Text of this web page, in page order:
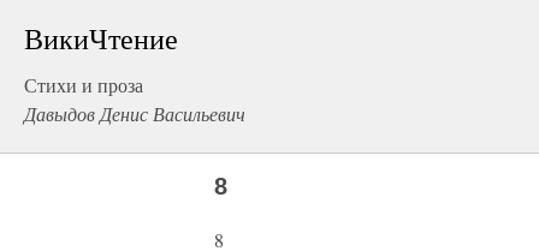
ВикиЧтение
Стихи и проза
Давыдов Денис Васильевич
8
8